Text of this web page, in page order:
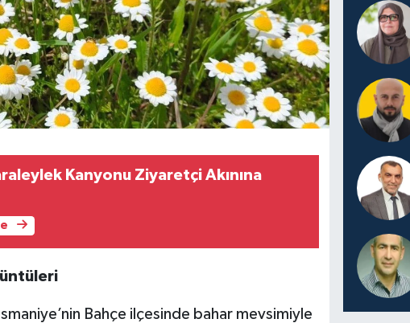
Kanyonu Ziyaretçi Akınına
Bahçe ilçesinde bahar mevsimiyle